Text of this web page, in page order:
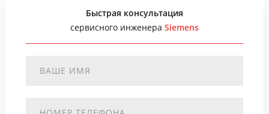
Быстрая консультация
сервисного инженера Siemens